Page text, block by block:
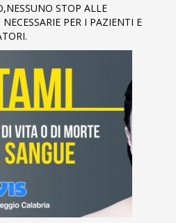
STOP ALLE
PER I PAZIENTI E